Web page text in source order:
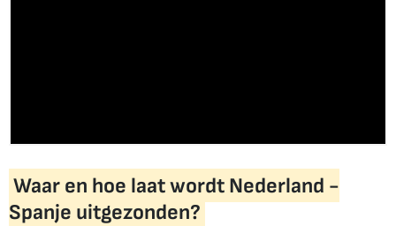
Waar en hoe laat wordt Nederland -
Spanje uitgezonden?